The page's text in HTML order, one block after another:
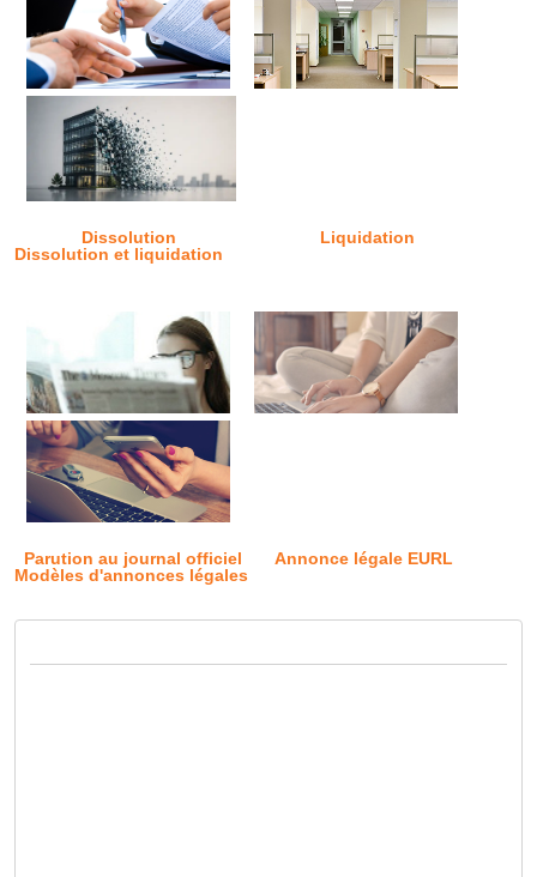
Dissolution
Liquidation
Dissolution et liquidation
Parution au journal officiel
Annonce légale EURL
Modèles d'annonces légales